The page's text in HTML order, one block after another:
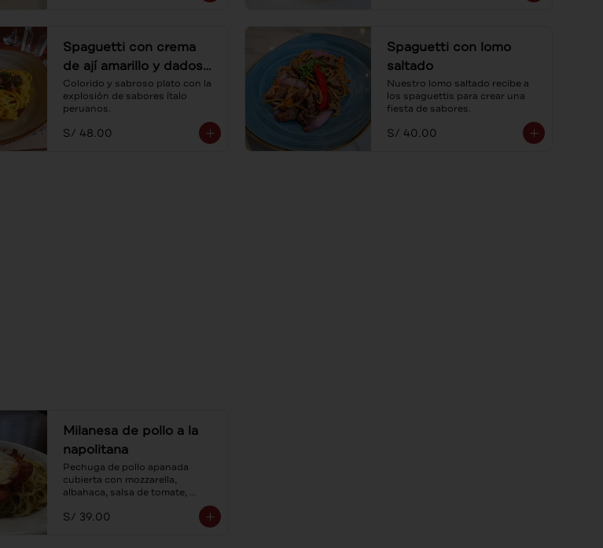
Spaguetti con crema
de ají amarillo y dados
de lomo
Colorido y sabroso plato con la
explosión de sabores ítalo
peruanos.
S/ 48.00
Spaguetti con lomo
saltado
Nuestro lomo saltado recibe a
los spaguettis para crear una
fiesta de sabores.
S/ 40.00
Milanesa de pollo a la
napolitana
Pechuga de pollo apanada
cubierta con mozzarella,
albahaca, salsa de tomate,
acompañada de spaguetti al ajo
y aceite de oliva.
S/ 39.00